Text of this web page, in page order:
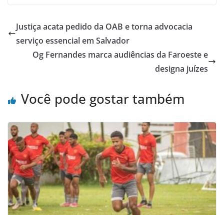
Justiça acata pedido da OAB e torna advocacia
serviço essencial em Salvador
Og Fernandes marca audiências da Faroeste e
designa juízes
Você pode gostar também